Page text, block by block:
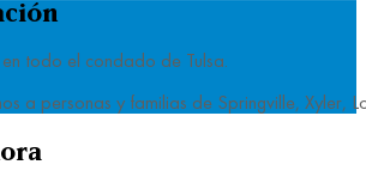
todo el condado de Tulsa.
a personas y familias de Springville,